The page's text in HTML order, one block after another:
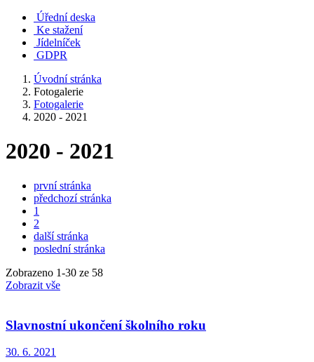
Úřední deska
Ke stažení
Jídelníček
GDPR
Úvodní stránka
Fotogalerie
Fotogalerie
2020 - 2021
2020 - 2021
první stránka
předchozí stránka
1
2
další stránka
poslední stránka
Zobrazeno 1-30 ze 58
Zobrazit vše
Slavnostní ukončení školního roku
30. 6. 2021